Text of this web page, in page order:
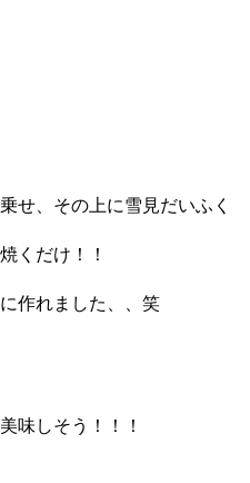
せ、その上に雪見だいふく
くだけ！！
作れました、、笑
味しそう！！！